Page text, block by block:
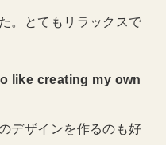
。とてもリラックスで
like creating my own
デザインを作るのも好